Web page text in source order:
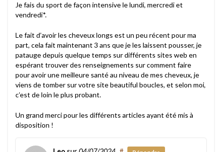
Je fais du sport de façon intensive le lundi, mercredi et
vendredi*.
Le fait d’avoir les cheveux longs est un peu récent pour ma
part, cela fait maintenant 3 ans que je les laissent pousser, je
patauge depuis quelque temps sur différents sites web en
espérant trouver des renseignements sur comment faire
pour avoir une meilleure santé au niveau de mes cheveux, je
viens de tomber sur votre site beautiful boucles, et selon moi,
c’est de loin le plus probant.
Un grand merci pour les différents articles ayant été mis à
disposition !